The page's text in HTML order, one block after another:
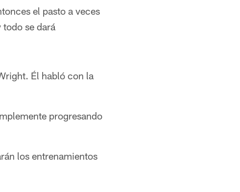
el pasto a veces
se dará
Él habló con la
progresando
los entrenamientos